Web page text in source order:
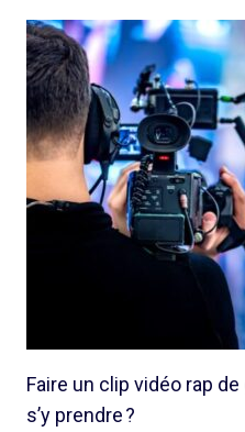
Faire un clip vidéo rap
s’y prendre ?